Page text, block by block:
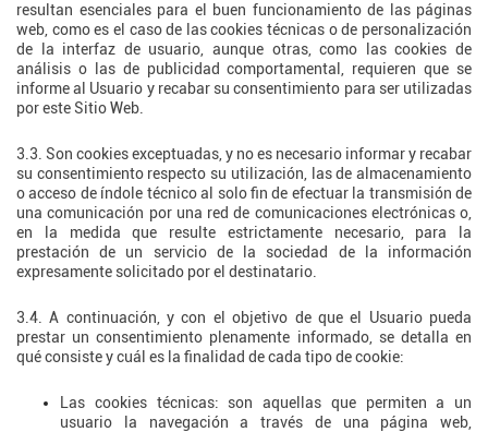
resultan esenciales para el buen funcionamiento de las páginas
web, como es el caso de las cookies técnicas o de personalización
de la interfaz de usuario, aunque otras, como las cookies de
análisis o las de publicidad comportamental, requieren que se
informe al Usuario y recabar su consentimiento para ser utilizadas
por este Sitio Web.
3.3. Son cookies exceptuadas, y no es necesario informar y recabar
su consentimiento respecto su utilización, las de almacenamiento
o acceso de índole técnico al solo fin de efectuar la transmisión de
una comunicación por una red de comunicaciones electrónicas o,
en la medida que resulte estrictamente necesario, para la
prestación de un servicio de la sociedad de la información
expresamente solicitado por el destinatario.
3.4. A continuación, y con el objetivo de que el Usuario pueda
prestar un consentimiento plenamente informado, se detalla en
qué consiste y cuál es la finalidad de cada tipo de cookie:
Las cookies técnicas: son aquellas que permiten a un
usuario la navegación a través de una página web,